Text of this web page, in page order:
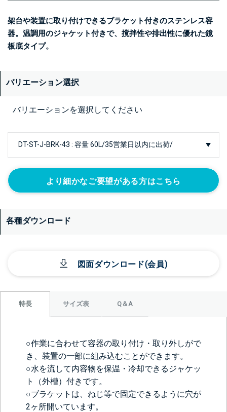
架台や装置に取り付けできるブラケット付きのステンレス容
器。温調用のジャケット付きで、撹拌性や排出性に優れた鏡
板底タイプ。
バリエーション選択
バリエーションを選択してください
より細かなご要望がある方はこちら
各種ダウンロード
図面ダウンロード(会員)
特長 サイズ表 Q＆A
○作業に合わせて容器の取り付け・取り外しがで
き、装置の一部に組み込むことができます。
○水を流して内容物を保温・冷却できるジャケッ
ト（外槽）付きです。
○ブラケットは、ねじ等で固定できるように穴が
2ヶ所開いています。